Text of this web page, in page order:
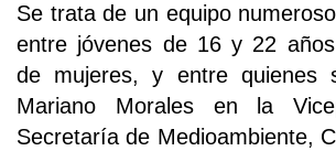
Se trata de un equipo
entre jóvenes de 16 y 22
de mujeres, y entre quienes
Mariano Morales en la
Secretaría de Medioambiente,